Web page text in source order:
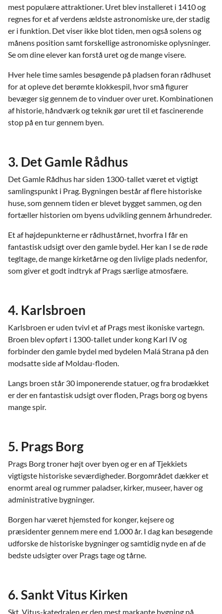
mest populære attraktioner. Uret blev installeret i 1410 og
regnes for et af verdens ældste astronomiske ure, der stadig
er i funktion. Det viser ikke blot tiden, men også solens og
månens position samt forskellige astronomiske oplysninger.
Se om dine elever kan forstå uret og de mange visere.
Hver hele time samles besøgende på pladsen foran rådhuset
for at opleve det berømte klokkespil, hvor små figurer
bevæger sig gennem de to vinduer over uret. Kombinationen
af historie, håndværk og teknik gør uret til et fascinerende
stop på en tur gennem byen.
3. Det Gamle Rådhus
Det Gamle Rådhus har siden 1300-tallet været et vigtigt
samlingspunkt i Prag. Bygningen består af flere historiske
huse, som gennem tiden er blevet bygget sammen, og den
fortæller historien om byens udvikling gennem århundreder.
Et af højdepunkterne er rådhustårnet, hvorfra I får en
fantastisk udsigt over den gamle bydel. Her kan I se de røde
tegltage, de mange kirketårne og den livlige plads nedenfor,
som giver et godt indtryk af Prags særlige atmosfære.
4. Karlsbroen
Karlsbroen er uden tvivl et af Prags mest ikoniske vartegn.
Broen blev opført i 1300-tallet under kong Karl IV og
forbinder den gamle bydel med bydelen Malá Strana på den
modsatte side af Moldau-floden.
Langs broen står 30 imponerende statuer, og fra brodækket
er der en fantastisk udsigt over floden, Prags borg og byens
mange spir.
5. Prags Borg
Prags Borg troner højt over byen og er en af Tjekkiets
vigtigste historiske seværdigheder. Borgområdet dækker et
enormt areal og rummer paladser, kirker, museer, haver og
administrative bygninger.
Borgen har været hjemsted for konger, kejsere og
præsidenter gennem mere end 1.000 år. I dag kan besøgende
udforske de historiske bygninger og samtidig nyde en af de
bedste udsigter over Prags tage og tårne.
6. Sankt Vitus Kirken
Skt. Vitus-katedralen er den mest markante bygning på